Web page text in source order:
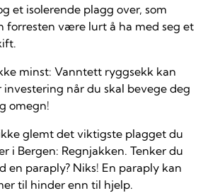
et isolerende plagg over, som
forresten være lurt å ha med seg et
minst: Vanntett ryggsekk kan
når du skal bevege deg
omegn!
glemt det viktigste plagget du
i Bergen: Regnjakken. Tenker du
en paraply? Niks! En paraply kan
til hinder enn til hjelp.